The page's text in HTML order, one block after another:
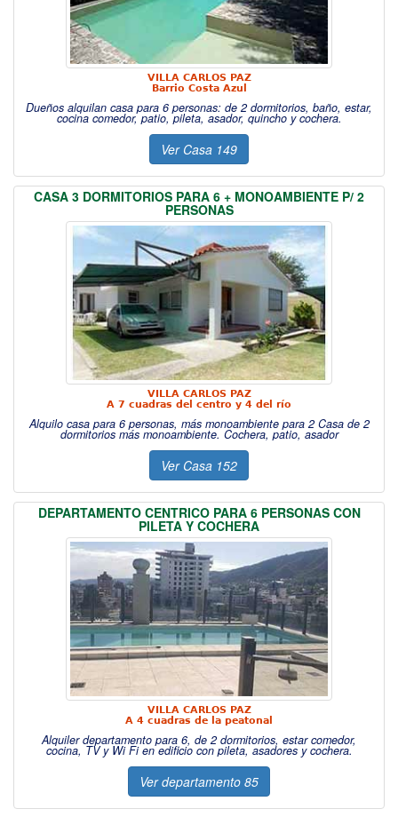
VILLA CARLOS PAZ
Barrio Costa Azul
Dueños alquilan casa para 6 personas: de 2 dormitorios, baño, estar,
cocina comedor, patio, pileta, asador, quincho y cochera.
Ver Casa 149
CASA 3 DORMITORIOS PARA 6 + MONOAMBIENTE P/ 2
PERSONAS
VILLA CARLOS PAZ
A 7 cuadras del centro y 4 del río
Alquilo casa para 6 personas, más monoambiente para 2 Casa de 2
dormitorios más monoambiente. Cochera, patio, asador
Ver Casa 152
DEPARTAMENTO CENTRICO PARA 6 PERSONAS CON
PILETA Y COCHERA
VILLA CARLOS PAZ
A 4 cuadras de la peatonal
Alquiler departamento para 6, de 2 dormitorios, estar comedor,
cocina, TV y Wi Fi en edificio con pileta, asadores y cochera.
Ver departamento 85